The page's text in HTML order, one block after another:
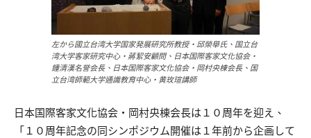
左から國立台湾大学国家発展研究所教授・邱榮舉氏、国立台
湾大学客家研究中心・蔣絜安顧問、日本国際客家文化協会・
鍾清漢名誉会長、日本国際客家文化協会・岡村央棟会長、国
立台湾師範大学通識教育中心・黄玫瑄講師
日本国際客家文化協会・岡村央棟会長は１０周年を迎え、
「１０周年記念の同シンポジウム開催は１年前から企画して